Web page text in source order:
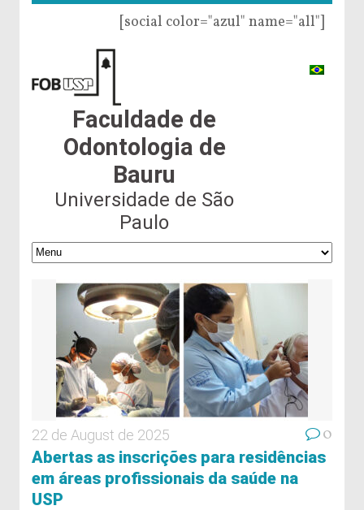
[social color="azul" name="all"]
Faculdade de
Odontologia de
Bauru
Universidade de São
Paulo
22 de August de 2025 0
Abertas as inscrições para residências
em áreas profissionais da saúde na
USP